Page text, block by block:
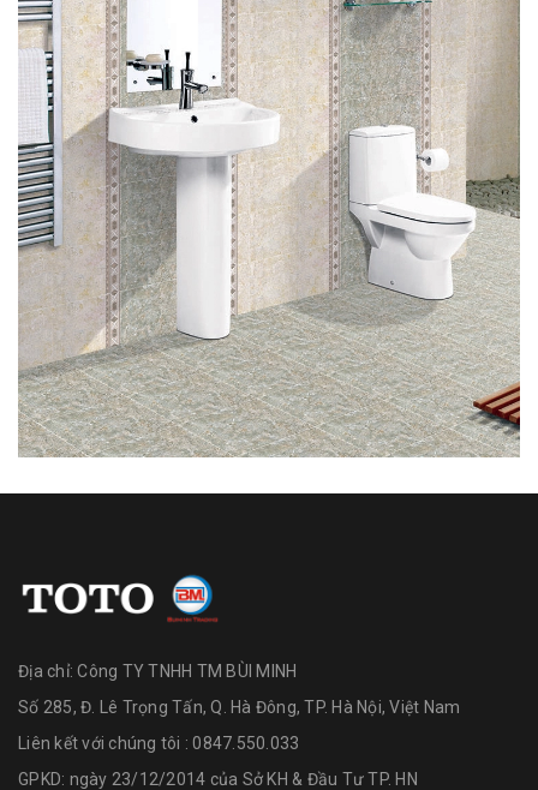
Địa chỉ:Công TY TNHH TM BÙI MINH
Số 285, Đ. Lê Trọng Tấn, Q. Hà Đông, TP. Hà Nội, Việt Nam
Liên kết với chúng tôi : 0847.550.033
GPKD: ngày 23/12/2014 của Sở KH & Đầu Tư TP. HN